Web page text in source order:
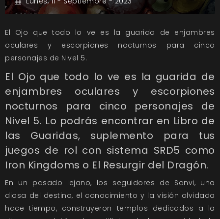
El Ojo que todo lo ve es la guarida de enjambres
oculares y escorpiones nocturnos para cinco
personajes de Nivel 5.
El Ojo que todo lo ve es la guarida de
enjambres oculares y escorpiones
nocturnos para cinco personajes de
Nivel 5. Lo podrás encontrar en Libro de
las Guaridas, suplemento para tus
juegos de rol con sistema SRD5 como
Iron Kingdoms o El Resurgir del Dragón.
En un pasado lejano, los seguidores de Sanvi, una
diosa del destino, el conocimiento y la visión olvidada
hace tiempo, construyeron templos dedicados a la